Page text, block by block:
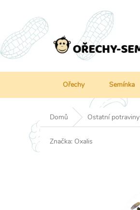
Ořechy Semínka
Domů Ostatní potraviny
Značka: Oxalis